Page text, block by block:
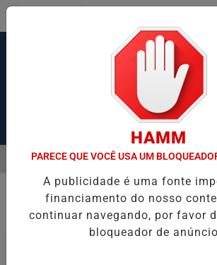
Pesquisar Notícia
CONGESTIONAMENTO DE MAIS DE 2 MIL
EM ALTA
Justiça
HAMM
PARECE QUE VOCÊ USA UM
A publicidade é uma fonte
financiamento do nosso
continuar navegando, por favor
bloqueador de